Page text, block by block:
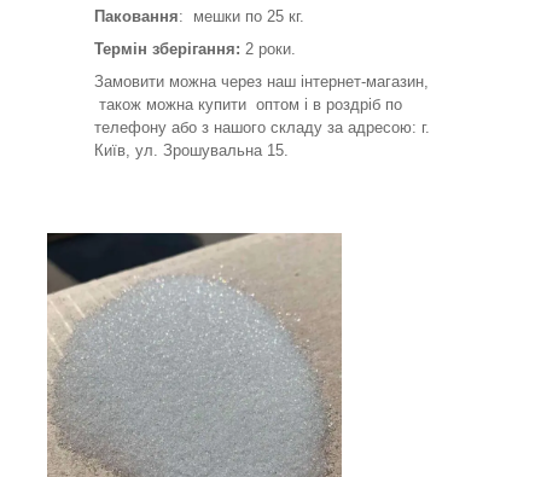
Паковання: мешки по 25 кг.
Термін зберігання: 2 роки.
Замовити можна через наш інтернет-магазин,
також можна купити оптом і в роздріб по
телефону або з нашого складу за адресою: г.
Київ, ул. Зрошувальна 15.